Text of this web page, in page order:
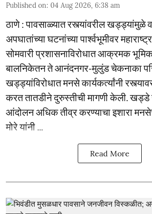
Published on: 04 Aug 2026, 6:38 am
ठाणे : पावसाळ्यात रस्त्यांवरील खड्ड्यांमुळे
अपघातांच्या घटनांच्या पार्श्वभूमीवर
सोमवारी प्रशासनाविरोधात आक्रमक
बालनिकेतन ते आनंदनगर-मुलुंड चेकनाका
खड्ड्यांविरोधात मनसे कार्यकर्त्यांनी
करत तातडीने दुरुस्तीची मागणी केली.
आंदोलन अधिक तीव्र करण्याचा इशारा
मोरे यांनी ...
Read More